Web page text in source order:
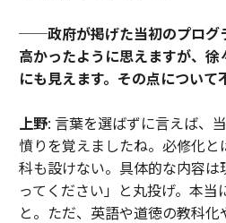
──政府が掲げた当初のプログ
高かったように思えますが、徐
にも見えます。その点について
上野: 言葉を選ばずに言えば、
憤りを覚えましたね。必修化
科も設けない。具体的な内容
ってください」と丸投げ。本当
と。ただ、英語や道徳の教科